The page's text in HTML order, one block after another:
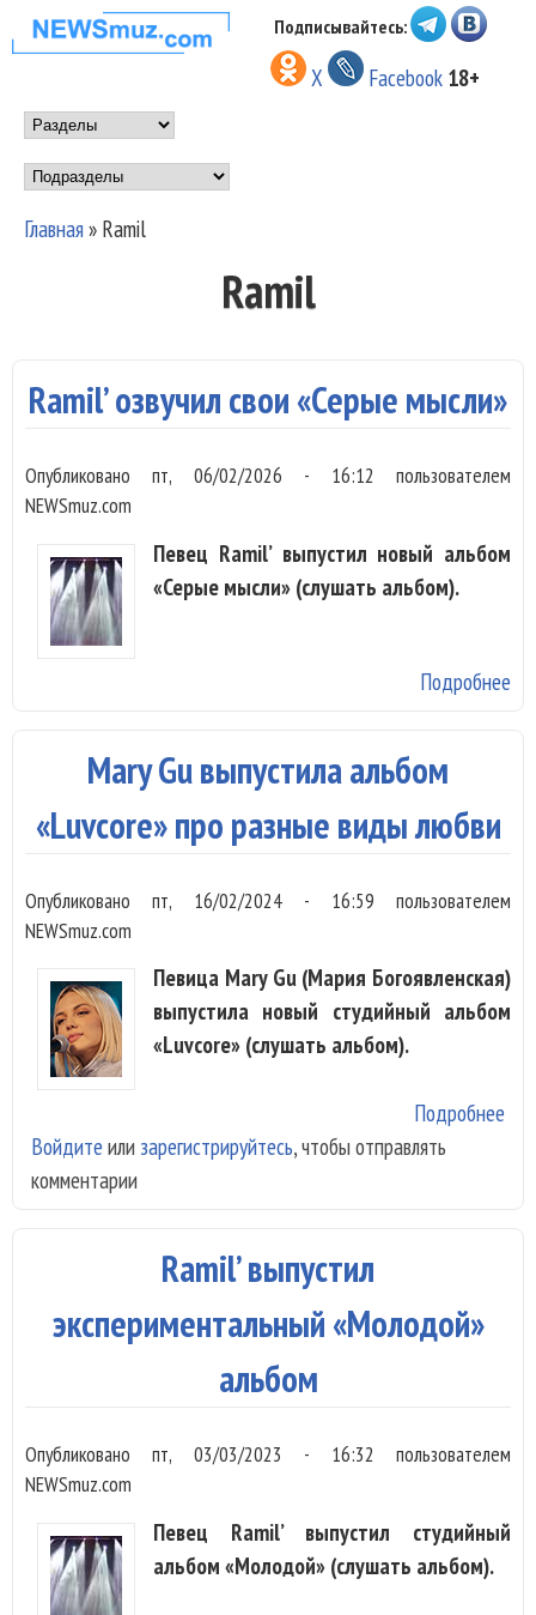
Перейти к основному
содержанию
НОВОСТИ
МУЗЫКИ И
ШОУ БИЗНЕСА
NEWSMUZ.COM
Подписывайтесь:
X Facebook 18+
Main menu
Подразделы
Главная» Ramil
Ramil
Ramil’ озвучил свои «Серые мысли»
Опубликованопт, 06/02/2026 - 16:12 пользователем
NEWSmuz.com
Певец Ramil’ выпустил новый альбом
«Серые мысли» (слушать альбом).
Подробнее
Mary Gu выпустила альбом
«Luvcore» про разные виды любви
Опубликованопт, 16/02/2024 - 16:59 пользователем
NEWSmuz.com
Певица Mary Gu (Мария Богоявленская)
выпустила новый студийный альбом
«Luvcore» (слушать альбом).
Подробнее
Войдите или зарегистрируйтесь, чтобы отправлять
комментарии
Ramil’ выпустил
экспериментальный «Молодой»
альбом
Опубликованопт, 03/03/2023 - 16:32 пользователем
NEWSmuz.com
Певец Ramil’ выпустил студийный
альбом «Молодой» (слушать альбом).